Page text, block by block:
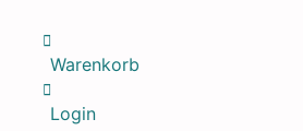
Warenkorb
Login